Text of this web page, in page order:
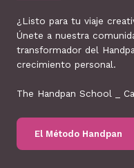
¿Listo para tu viaje
Únete a nuestra
transformador del
crecimiento personal.
The Handpan School _
El Método Handpan